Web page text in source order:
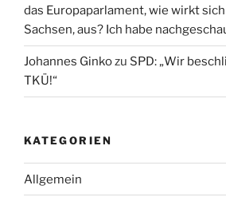
das Europaparlament, wie wirkt
Sachsen, aus? Ich habe
Johannes Ginkozu SPD: „Wir
TKÜ!“
KATEGORIEN
Allgemein